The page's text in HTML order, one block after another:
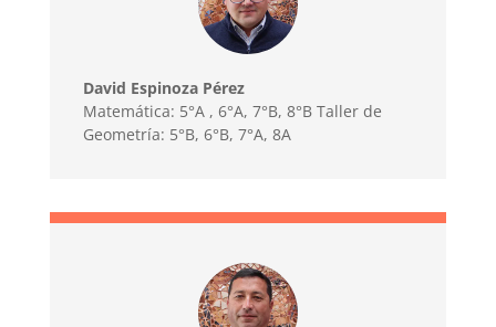
David Espinoza Pérez
Matemática: 5°A , 6°A, 7°B, 8°B Taller de
Geometría: 5°B, 6°B, 7°A, 8A